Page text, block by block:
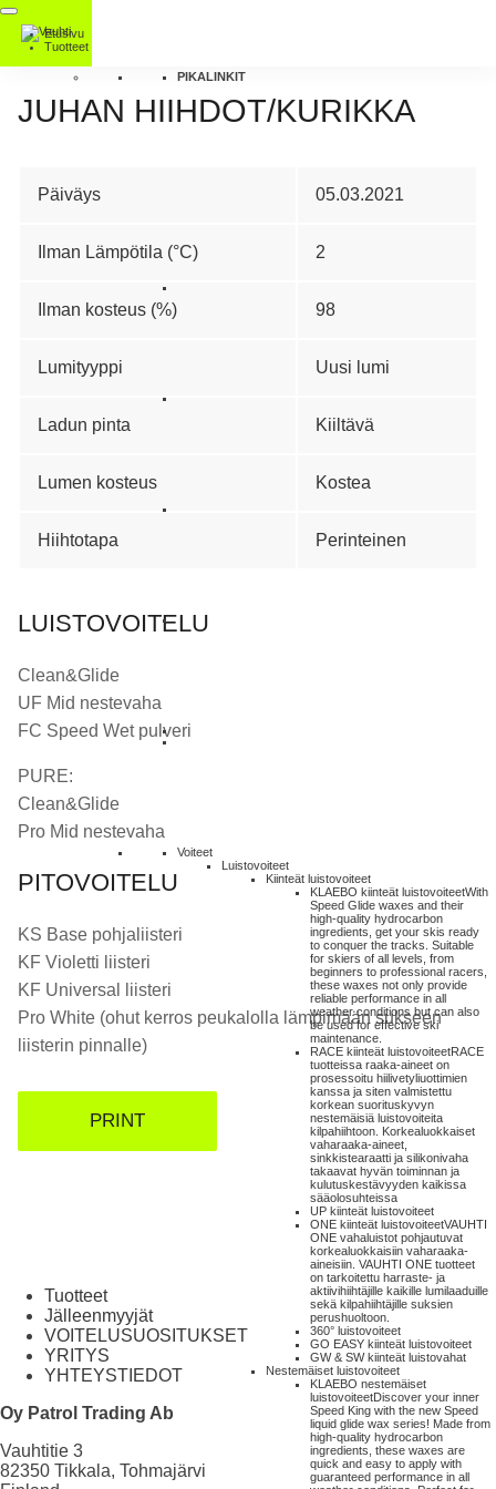
Etusivu
Tuotteet
PIKALINKIT
Voiteet
Luistovoiteet
Kiinteät luistovoiteet
KLAEBO kiinteät luistovoiteetWith
Speed Glide waxes and their
high-quality hydrocarbon
ingredients, get your skis ready
to conquer the tracks. Suitable
for skiers of all levels, from
beginners to professional racers,
these waxes not only provide
reliable performance in all
weather conditions but can also
be used for effective ski
maintenance.
RACE kiinteät luistovoiteetRACE
tuotteissa raaka-aineet on
prosessoitu hiilivetyliuottimien
kanssa ja siten valmistettu
korkean suorituskyvyn
nestemäisiä luistovoiteita
kilpahiihtoon. Korkealuokkaiset
vaharaaka-aineet,
sinkkistearaatti ja silikonivaha
takaavat hyvän toiminnan ja
kulutuskestävyyden kaikissa
sääolosuhteissa
UP kiinteät luistovoiteet
ONE kiinteät luistovoiteetVAUHTI
ONE vahaluistot pohjautuvat
korkealuokkaisiin vaharaaka-
aineisiin. VAUHTI ONE tuotteet
on tarkoitettu harraste- ja
aktiivihiihtäjille kaikille lumilaaduille
sekä kilpahiihtäjille suksien
perushuoltoon.
360° luistovoiteet
GO EASY kiinteät luistovoiteet
GW & SW kiinteät luistovahat
Nestemäiset luistovoiteet
KLAEBO nestemäiset
luistovoiteetDiscover your inner
Speed King with the new Speed
liquid glide wax series! Made from
high-quality hydrocarbon
ingredients, these waxes are
quick and easy to apply with
guaranteed performance in all
JUHAN HIIHDOT/KURIKKA
Päiväys 05.03.2021
Ilman Lämpötila (°C) 2
Ilman kosteus (%) 98
Lumityyppi Uusi lumi
Ladun pinta Kiiltävä
Lumen kosteus Kostea
Hiihtotapa Perinteinen
LUISTOVOITELU
Clean&Glide
UF Mid nestevaha
FC Speed Wet pulveri
PURE:
Clean&Glide
Pro Mid nestevaha
PITOVOITELU
KS Base pohjaliisteri
KF Violetti liisteri
KF Universal liisteri
Pro White (ohut kerros peukalolla lämpimään sukseen
liisterin pinnalle)
PRINT
Tuotteet
Jälleenmyyjät
VOITELUSUOSITUKSET
YRITYS
YHTEYSTIEDOT
Oy Patrol Trading Ab
Vauhtitie 3
82350 Tikkala, Tohmajärvi